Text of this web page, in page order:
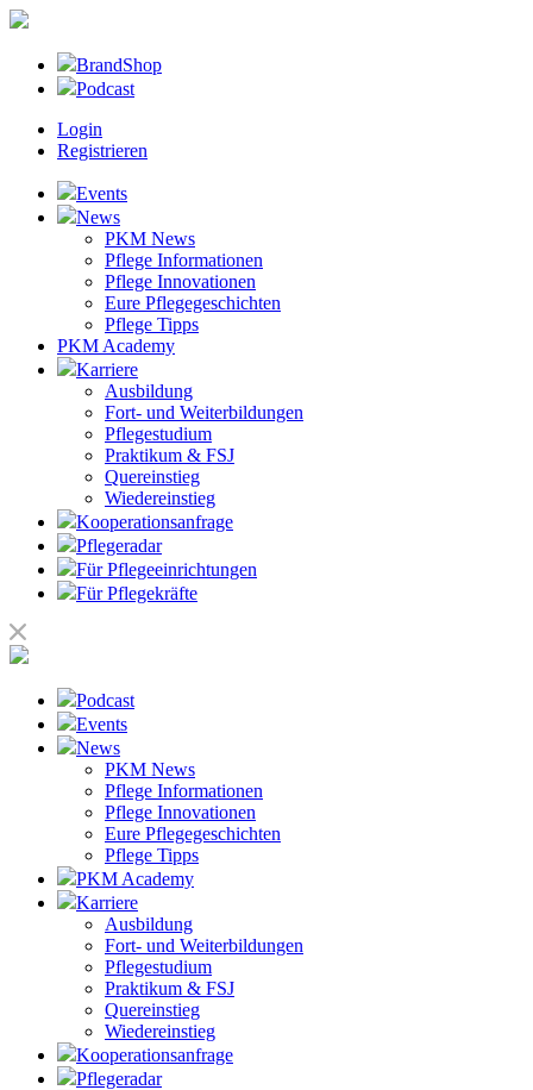
BrandShop
Podcast
Login
Registrieren
Events
News
PKM News
Pflege Informationen
Pflege Innovationen
Eure Pflegegeschichten
Pflege Tipps
PKM Academy
Karriere
Ausbildung
Fort- und Weiterbildungen
Pflegestudium
Praktikum & FSJ
Quereinstieg
Wiedereinstieg
Kooperationsanfrage
Pflegeradar
Für Pflegeeinrichtungen
Für Pflegekräfte
Podcast
Events
News
PKM News
Pflege Informationen
Pflege Innovationen
Eure Pflegegeschichten
Pflege Tipps
PKM Academy
Karriere
Ausbildung
Fort- und Weiterbildungen
Pflegestudium
Praktikum & FSJ
Quereinstieg
Wiedereinstieg
Kooperationsanfrage
Pflegeradar